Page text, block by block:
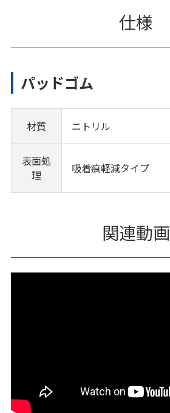
仕様
パッドゴム
材質 ニトリル
表面処
理
吸着痕軽減タイプ
関連動画